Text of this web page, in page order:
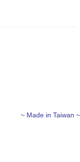
~ Made in Taiwan ~